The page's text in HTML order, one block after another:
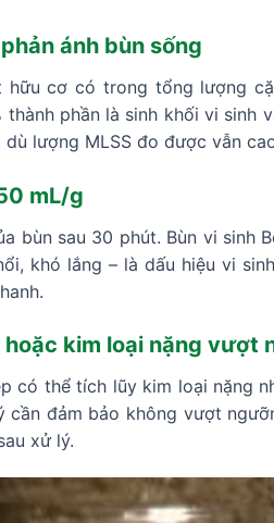
ánh bùn sống
cơ có trong tổng lượng
phần là sinh khối vi sinh
lượng MLSS đo được vẫn
mL/g
bùn sau 30 phút. Bùn vi sinh
khó lắng – là dấu hiệu vi
kim loại nặng vượt
có thể tích lũy kim loại nặng
đảm bảo không vượt
xử lý.